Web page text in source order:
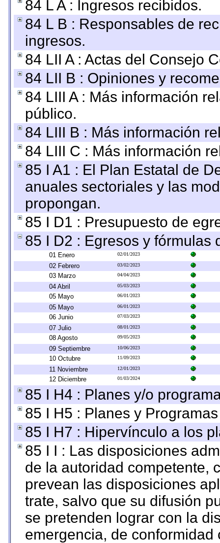
84 L A : Ingresos recibidos.
84 L B : Responsables de
ingresos.
84 LII A : Actas del Consejo
84 LII B : Opiniones y
84 LIII A : Más información
público.
84 LIII B : Más información
84 LIII C : Más información
85 I A1 : El Plan Estatal de
anuales sectoriales y las
propongan.
85 I D1 : Presupuesto de
85 I D2 : Egresos y fórmulas
01 Enero 02/01/2023
02 Febrero 03/02/2023
03 Marzo 04/04/2023
04 Abril 05/03/2023
05 Mayo 06/01/2023
05 Mayo 06/01/2023
06 Junio 07/03/2023
07 Julio 08/01/2023
08 Agosto 09/05/2023
09 Septiembre 10/06/2023
10 Octubre 11/09/2023
11 Noviembre 12/01/2023
12 Diciembre 01/03/2024
85 I H4 : Planes y/o
85 I H5 : Planes y
85 I H7 : Hipervínculo a los
85 I I : Las disposiciones
de la autoridad competente,
prevean las disposiciones
trate, salvo que su difusión
se pretenden lograr con la
emergencia, de